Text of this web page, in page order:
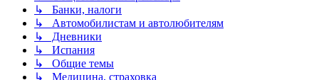
↳ Банки, налоги
↳ Автомобилистам и автолюбителям
↳ Дневники
↳ Испания
↳ Общие темы
↳ Медицина, страховка